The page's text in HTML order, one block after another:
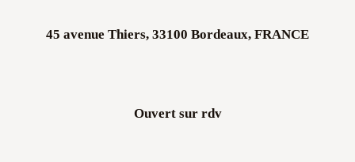
45 avenue Thiers, 33100 Bordeaux, FRANCE
Ouvert sur rdv